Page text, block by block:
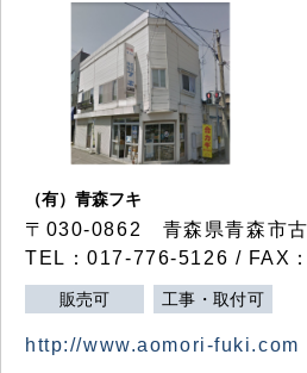
（有）青森フキ
〒030-0862 青森県青森市
TEL：017-776-5126 / FAX
販売可 工事・取付可
http://www.aomori-fuki.com